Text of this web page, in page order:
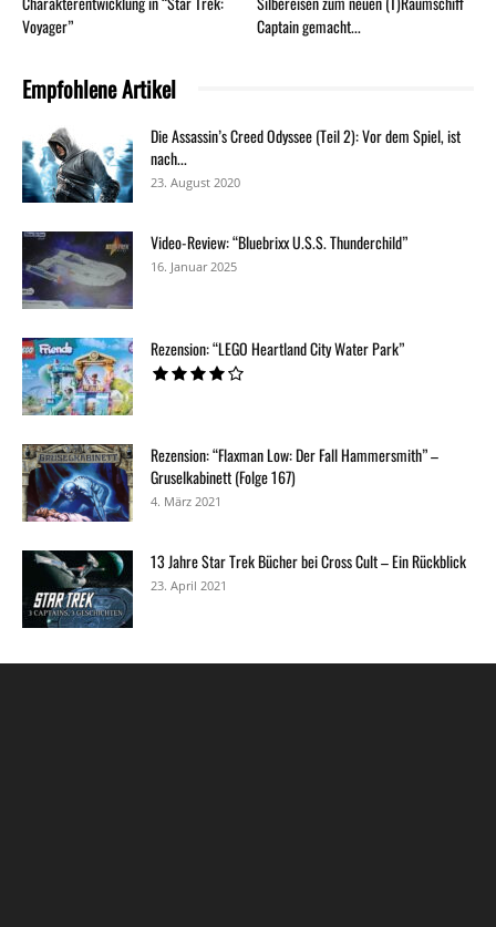
Voyager”
Captain gemacht...
Empfohlene Artikel
Die Assassin’s Creed Odyssee (Teil 2): Vor dem Spiel, ist
nach...
23. August 2020
Video-Review: “Bluebrixx U.S.S. Thunderchild”
16. Januar 2025
Rezension: “LEGO Heartland City Water Park”
Rezension: “Flaxman Low: Der Fall Hammersmith” –
Gruselkabinett (Folge 167)
4. März 2021
13 Jahre Star Trek Bücher bei Cross Cult – Ein Rückblick
23. April 2021